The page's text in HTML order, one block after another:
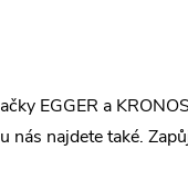
EGGER a
nás najdete také.